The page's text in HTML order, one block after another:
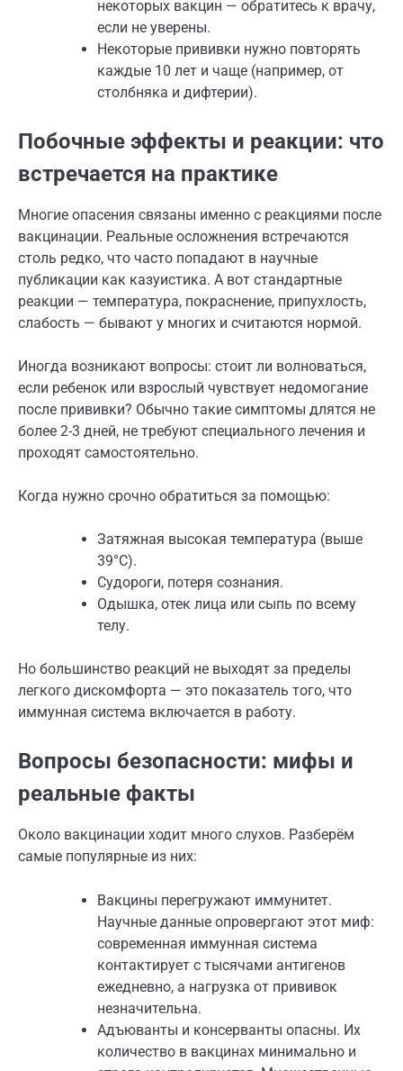
некоторых вакцин — обратитесь к врачу,
если не уверены.
Некоторые прививки нужно повторять
каждые 10 лет и чаще (например, от
столбняка и дифтерии).
Побочные эффекты и реакции: что
встречается на практике
Многие опасения связаны именно с реакциями после
вакцинации. Реальные осложнения встречаются
столь редко, что часто попадают в научные
публикации как казуистика. А вот стандартные
реакции — температура, покраснение, припухлость,
слабость — бывают у многих и считаются нормой.
Иногда возникают вопросы: стоит ли волноваться,
если ребенок или взрослый чувствует недомогание
после прививки? Обычно такие симптомы длятся не
более 2-3 дней, не требуют специального лечения и
проходят самостоятельно.
Когда нужно срочно обратиться за помощью:
Затяжная высокая температура (выше
39°C).
Судороги, потеря сознания.
Одышка, отек лица или сыпь по всему
телу.
Но большинство реакций не выходят за пределы
легкого дискомфорта — это показатель того, что
иммунная система включается в работу.
Вопросы безопасности: мифы и
реальные факты
Около вакцинации ходит много слухов. Разберём
самые популярные из них:
Вакцины перегружают иммунитет.
Научные данные опровергают этот миф:
современная иммунная система
контактирует с тысячами антигенов
ежедневно, а нагрузка от прививок
незначительна.
Адъюванты и консерванты опасны. Их
количество в вакцинах минимально и